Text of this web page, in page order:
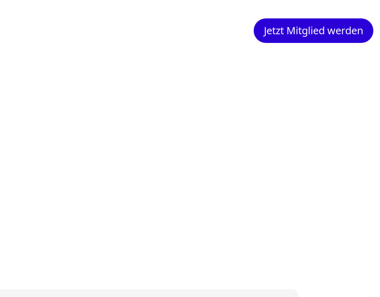
Jetzt Mitglied werden